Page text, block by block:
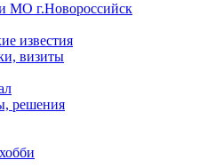
МО г.Новороссийск
известия
визиты
решения